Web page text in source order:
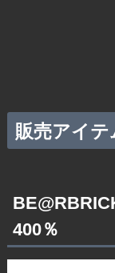
販売アイテ
400％